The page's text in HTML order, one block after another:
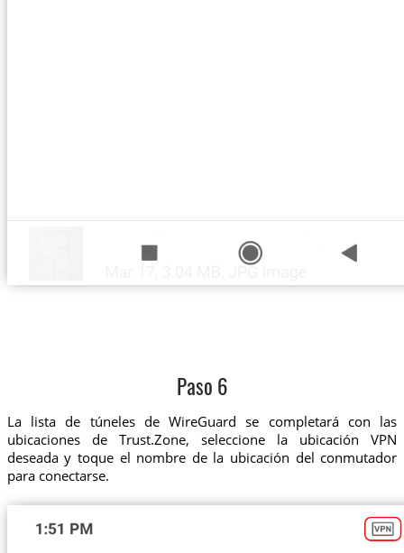
Paso 6
La lista de túneles de WireGuard se completará con las
ubicaciones de Trust.Zone, seleccione la ubicación VPN
deseada y toque el nombre de la ubicación del conmutador
para conectarse.